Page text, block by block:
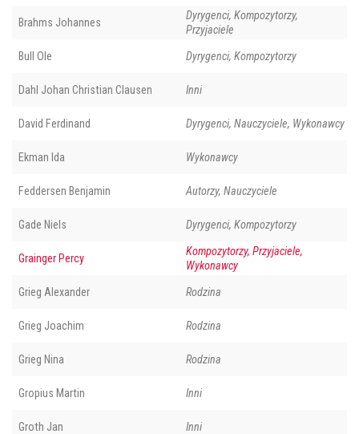
Brahms Johannes
Dyrygenci, Kompozytorzy,
Przyjaciele
Bull Ole Dyrygenci, Kompozytorzy
Dahl Johan Christian Clausen Inni
David Ferdinand Dyrygenci, Nauczyciele, Wykonawcy
Ekman Ida Wykonawcy
Feddersen Benjamin Autorzy, Nauczyciele
Gade Niels Dyrygenci, Kompozytorzy
Grainger Percy
Kompozytorzy, Przyjaciele,
Wykonawcy
Grieg Alexander Rodzina
Grieg Joachim Rodzina
Grieg Nina Rodzina
Gropius Martin Inni
Groth Jan Inni